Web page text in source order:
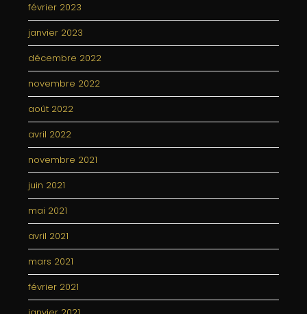
février 2023
janvier 2023
décembre 2022
novembre 2022
août 2022
avril 2022
novembre 2021
juin 2021
mai 2021
avril 2021
mars 2021
février 2021